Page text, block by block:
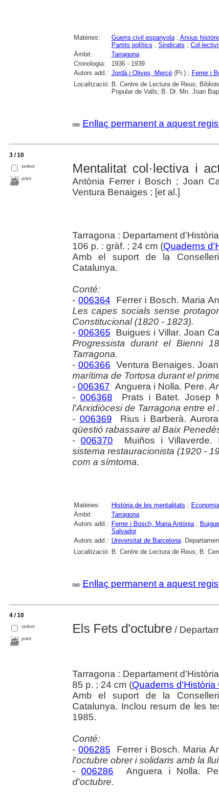
Matèries: Guerra civil espanyola; Arxius
Partits polítics ; Sindicats ;
Àmbit:
Tarragona
Cronologia:
1936 - 1939
Autors add.: Jordà i Olives, Mercè(Pr.) ; Ferrer i
Localització: B. Centre de Lectura de Reus;
Popular de Valls; B. Dr. Mn. Joan
Enllaç permanent a aquest
3 / 10
select
print
Mentalitat col·lectiva i
Antònia Ferrer i Bosch ; Joan
Ventura Benaiges ; [et al.]
Tarragona : Departament
106 p. : gràf. ; 24 cm (Quaderns
Amb el suport de la
Catalunya.
Conté:
- 006364 Ferrer i Bosch. Maria
Les capes socials sense
Constitucional (1820 - 1823).
- 006365 Buigues i Villar. Joan
Progressista durant el Bienni
Tarragona.
- 006366 Ventura Benaiges.
marítima de Tortosa durant el
- 006367 Anguera i Nolla. Pere.
- 006368 Prats i Batet. Josep
l'Arxidiòcesi de Tarragona entre el
- 006369 Rius i Barberà.
qüestió rabassaire al Baix
-006370 Muiños i Villaverde.
sistema restauracionista (1920 -
com a símtoma.
Matèries: Història de les mentalitats ; Economia
Àmbit:
Tarragona
Autors add.: Ferrer i Bosch, Maria Antònia;
Salvador
Autors add.: Universitat de Barcelona.
Localització: B. Centre de Lectura de Reus; B.
Enllaç permanent a aquest
4 / 10
select
print
Els Fets d'octubre/
Tarragona : Departament
85 p. ; 24 cm (Quaderns d'Història
Amb el suport de la
Catalunya. Inclou resum de les
1985.
Conté:
-006285 Ferrer i Bosch. Maria
l'octubre obrer i solidaris amb la
-006286 Anguera i Nolla.
d'octubre.